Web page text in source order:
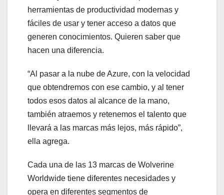
herramientas de productividad modernas y
fáciles de usar y tener acceso a datos que
generen conocimientos. Quieren saber que
hacen una diferencia.
“Al pasar a la nube de Azure, con la velocidad
que obtendremos con ese cambio, y al tener
todos esos datos al alcance de la mano,
también atraemos y retenemos el talento que
llevará a las marcas más lejos, más rápido”,
ella agrega.
Cada una de las 13 marcas de Wolverine
Worldwide tiene diferentes necesidades y
opera en diferentes segmentos de